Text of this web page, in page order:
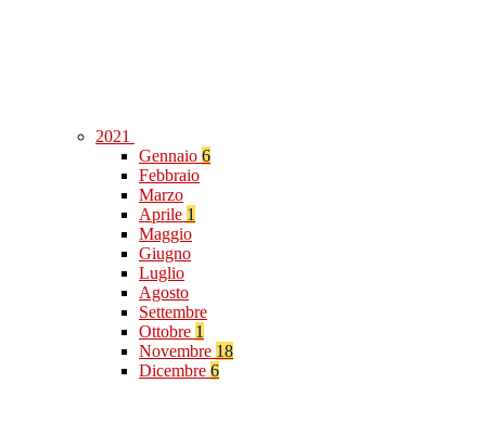
2021
Gennaio 6
Febbraio
Marzo
Aprile 1
Maggio
Giugno
Luglio
Agosto
Settembre
Ottobre 1
Novembre 18
Dicembre 6